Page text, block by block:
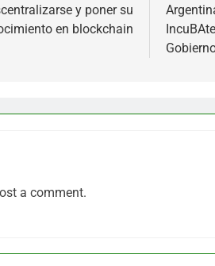
y poner su
en blockchain
a comment.